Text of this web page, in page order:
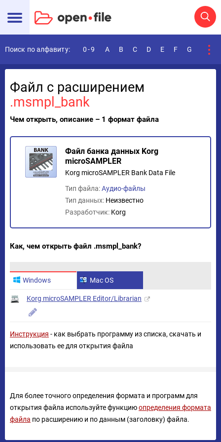
Поиск по алфавиту: 0-9 A B C D E F G
Файл с расширением
.msmpl_bank
Чем открыть, описание – 1 формат файла
Файл банка данных Korg
microSAMPLER
Korg microSAMPLER Bank Data File
Тип файла:Аудио-файлы
Тип данных: Неизвестно
Разработчик: Korg
Как, чем открыть файл .msmpl_bank?
Windows Mac OS
Korg microSAMPLER Editor/Librarian
Инструкция - как выбрать программу из списка, скачать и
использовать ее для открытия файла
Для более точного определения формата и программ для
открытия файла используйте функциюопределения формата
файла по расширению и по данным (заголовку) файла.